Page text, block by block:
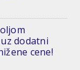
dodatni
cene!